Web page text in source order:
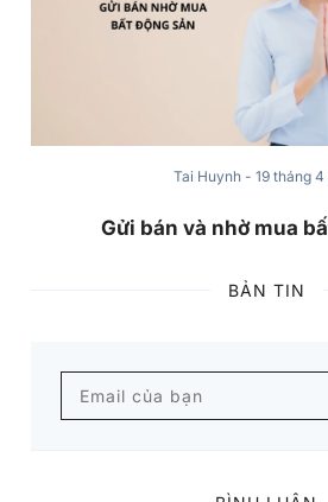
Tai Huynh - 19 tháng 4
Gửi bán và nhờ mua
BẢN TIN
Email của bạn